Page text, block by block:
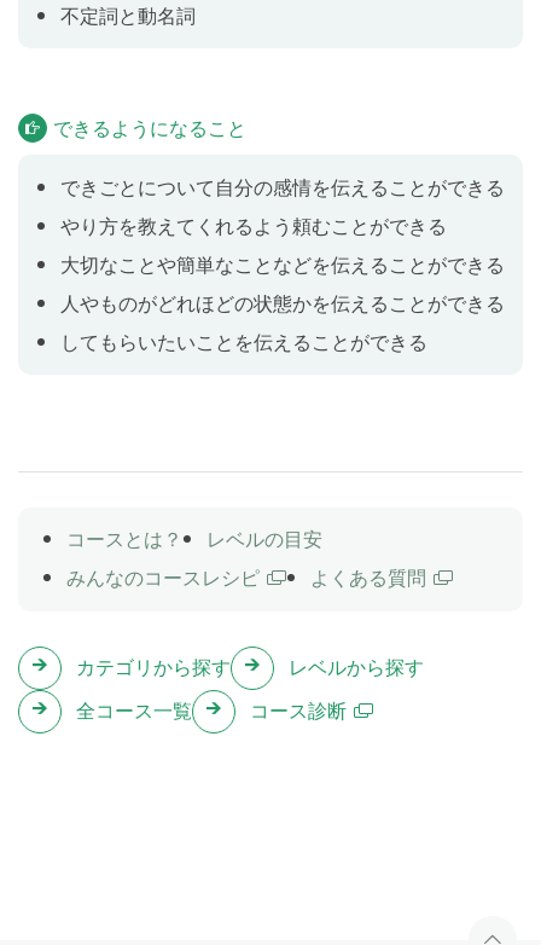
Lesson 6 My School
学校について話してみましょう。
Lesson 7 助動詞
助動詞を使った文を学習します。「〜できます」「〜
助動詞を使った文を学習します。「〜だったかもしれ
ない」「〜だったに違いない」のように、過去に起こ
Lesson 9 テスト
不定詞と動名詞
できるようになること
できごとについて自分の感情を伝えることができる
やり方を教えてくれるよう頼むことができる
大切なことや簡単なことなどを伝えることができる
人やものがどれほどの状態かを伝えることができる
してもらいたいことを伝えることができる
コースとは？
レベルの目安
みんなのコースレシピ
よくある質問
カテゴリから探す
レベルから探す
全コース一覧
コース診断